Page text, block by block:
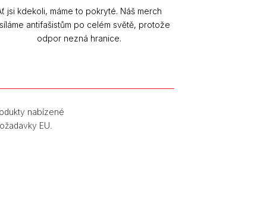
jsi kdekoli, máme to pokryté. Náš merch
antifašistům po celém světě, protože
odpor nezná hranice.
nabízené
EU.